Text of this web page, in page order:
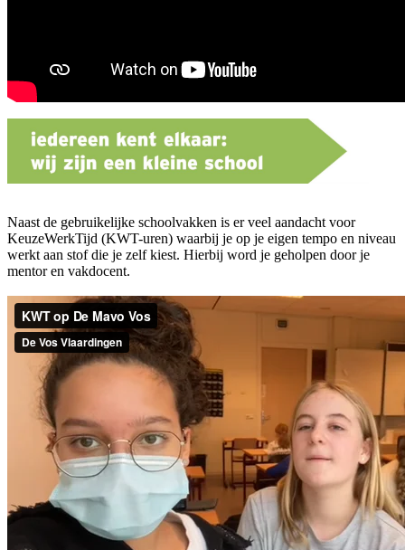
Naast de gebruikelijke schoolvakken is er veel aandacht voor
KeuzeWerkTijd (KWT-uren) waarbij je op je eigen tempo en niveau
werkt aan stof die je zelf kiest. Hierbij word je geholpen door je
mentor en vakdocent.